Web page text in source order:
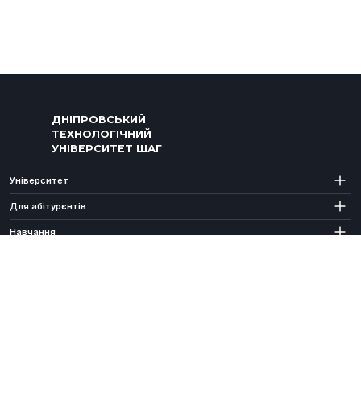
ДНІПРОВСЬКИЙ
ТЕХНОЛОГІЧНИЙ
УНІВЕРСИТЕТ ШАГ
Університет
Для абітурєнтів
Навчання